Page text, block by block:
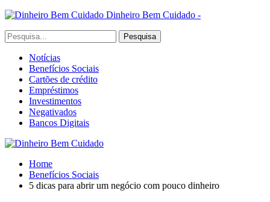
Dinheiro Bem Cuidado -
Notícias
Benefícios Sociais
Cartões de crédito
Empréstimos
Investimentos
Negativados
Bancos Digitais
Home
Benefícios Sociais
5 dicas para abrir um negócio com pouco dinheiro